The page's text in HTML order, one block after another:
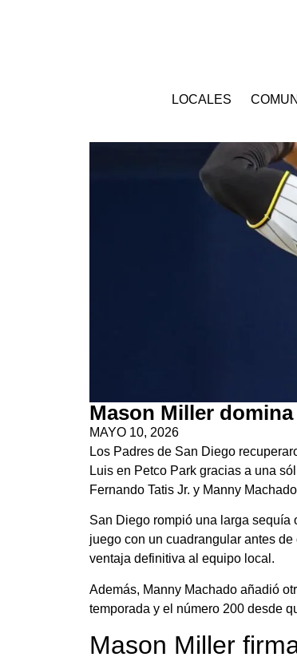
LOCALES
Mason Miller
MAYO 10, 2026
Los Padres de San Diego
Luis en Petco Park gracias a una
Fernando Tatis Jr. y Manny
San Diego rompió una larga sequía
juego con un cuadrangular antes
ventaja definitiva al equipo local.
Además, Manny Machado añadió
temporada y el número 200 desde
Mason Miller